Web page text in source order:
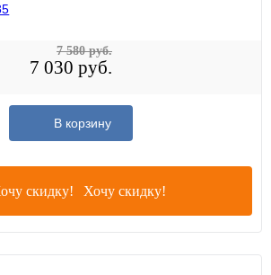
7 030 руб.
7 580 руб.
В корзину
Хочу скидку!